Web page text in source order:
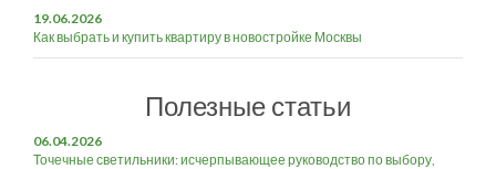
19.06.2026
Как выбрать и купить квартиру в новостройке Москвы
Полезные статьи
06.04.2026
Точечные светильники: исчерпывающее руководство по выбору,